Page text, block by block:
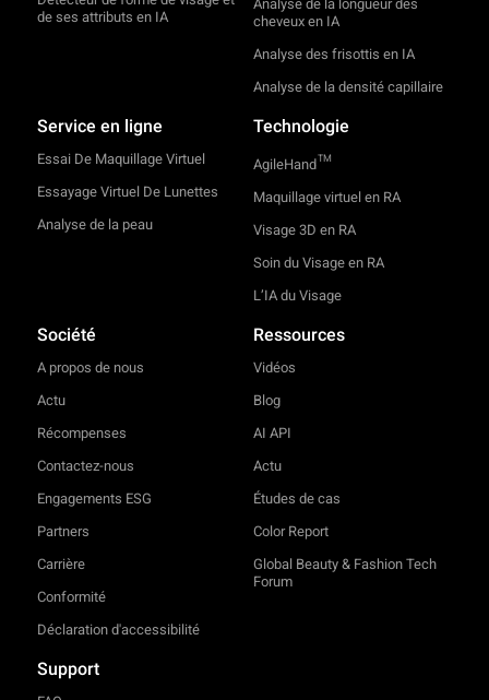
de ses attributs en IA
Analyse de la longueur des
cheveux en IA
Analyse des frisottis en IA
Analyse de la densité capillaire
Service en ligne
Essai De Maquillage Virtuel
Essayage Virtuel De Lunettes
Analyse de la peau
Technologie
AgileHandTM
Maquillage virtuel en RA
Visage 3D en RA
Soin du Visage en RA
L’IA du Visage
Société
A propos de nous
Actu
Récompenses
Contactez-nous
Engagements ESG
Partners
Carrière
Conformité
Déclaration d'accessibilité
Ressources
Vidéos
Blog
AI API
Actu
Études de cas
Color Report
Global Beauty & Fashion Tech
Forum
Support